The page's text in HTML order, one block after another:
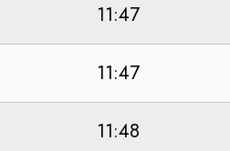
11:47
11:47
11:48